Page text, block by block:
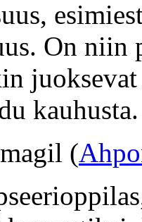
On niin
kauhusta.
(